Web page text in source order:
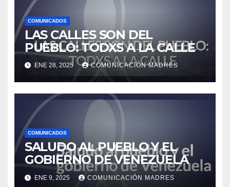
COMUNICADOS
LAS CALLES SON DEL
PUEBLO: TODXS A LA CALLE
ENE 28, 2025 COMUNICACIÓN MADRES
COMUNICADOS
SALUDO AL PUEBLO Y EL
GOBIERNO DE VENEZUELA
ENE 9, 2025 COMUNICACIÓN MADRES